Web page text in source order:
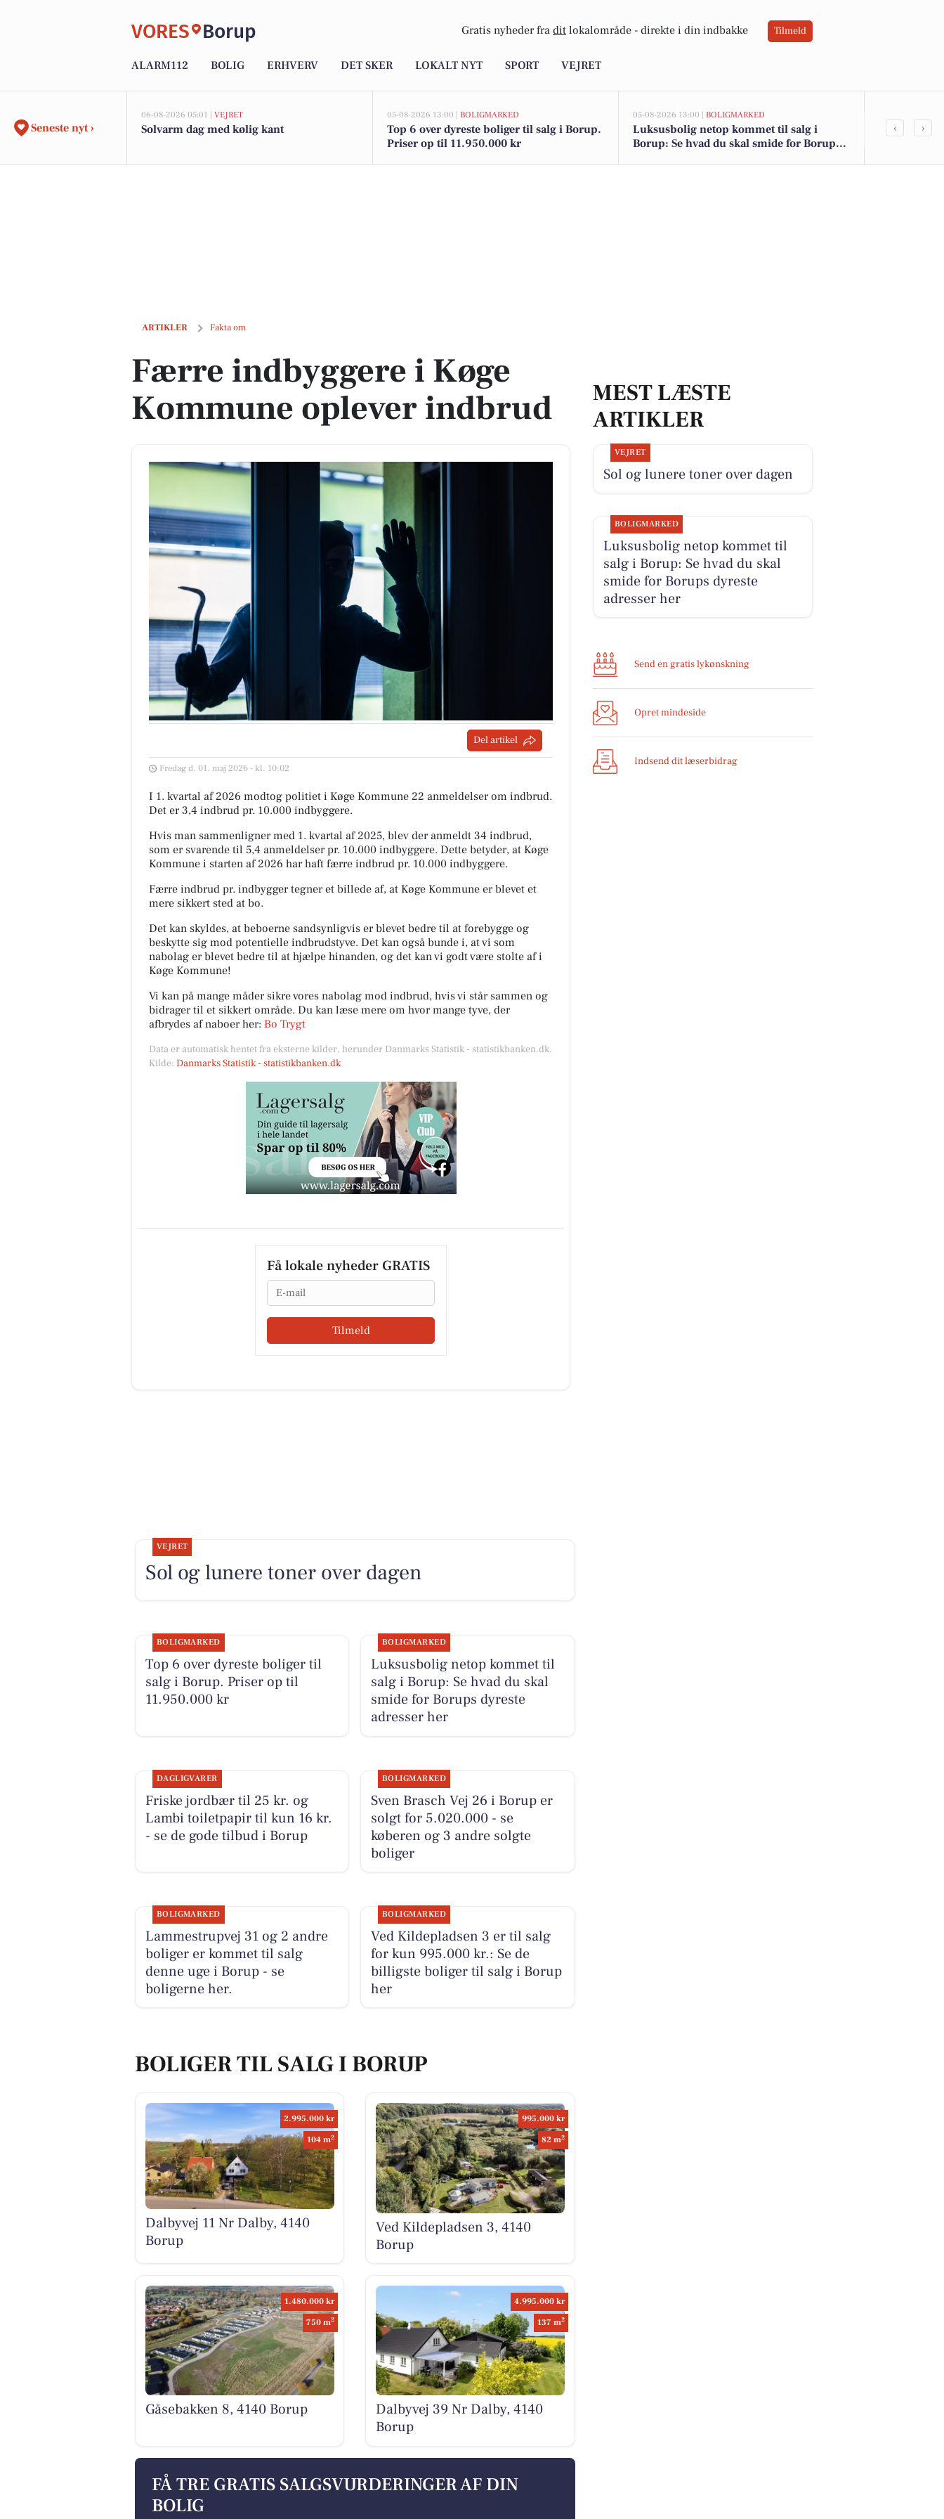
VORES Borup Gratis nyheder fra dit lokalområde - direkte i din indbakke Tilmeld
ALARM112 BOLIG ERHVERV DET SKER LOKALT NYT SPORT VEJRET
Seneste nyt ›
06-08-2026 05:01 | VEJRET
Solvarm dag med kølig kant
05-08-2026 13:00 | BOLIGMARKED
Top 6 over dyreste boliger til salg i Borup.
Priser op til 11.950.000 kr
05-08-2026 13:00 | BOLIGMARKED
Luksusbolig netop kommet til salg i
Borup: Se hvad du skal smide for Borups
Friske
‹ ›
ARTIKLER Fakta om
Færre indbyggere i Køge Kommune oplever indbrud
Færre indbyggere i Køge
Kommune oplever indbrud
Del artikel
Fredag d. 01. maj 2026 - kl. 10:02
I 1. kvartal af 2026 modtog politiet i Køge Kommune 22 anmeldelser om indbrud.
Det er 3,4 indbrud pr. 10.000 indbyggere.
Hvis man sammenligner med 1. kvartal af 2025, blev der anmeldt 34 indbrud,
som er svarende til 5,4 anmeldelser pr. 10.000 indbyggere. Dette betyder, at Køge
Kommune i starten af 2026 har haft færre indbrud pr. 10.000 indbyggere.
Færre indbrud pr. indbygger tegner et billede af, at Køge Kommune er blevet et
mere sikkert sted at bo.
Det kan skyldes, at beboerne sandsynligvis er blevet bedre til at forebygge og
beskytte sig mod potentielle indbrudstyve. Det kan også bunde i, at vi som
nabolag er blevet bedre til at hjælpe hinanden, og det kan vi godt være stolte af i
Køge Kommune!
Vi kan på mange måder sikre vores nabolag mod indbrud, hvis vi står sammen og
bidrager til et sikkert område. Du kan læse mere om hvor mange tyve, der
afbrydes af naboer her: Bo Trygt
Data er automatisk hentet fra eksterne kilder, herunder Danmarks Statistik - statistikbanken.dk.
Kilde: Danmarks Statistik - statistikbanken.dk
Få lokale nyheder GRATIS
Email
Tilmeld
MEST LÆSTE
ARTIKLER
VEJRET
Sol og lunere toner over dagen
BOLIGMARKED
Luksusbolig netop kommet til
salg i Borup: Se hvad du skal
smide for Borups dyreste
adresser her
Send en gratis lykønskning
Opret mindeside
Indsend dit læserbidrag
VEJRET
Sol og lunere toner over dagen
BOLIGMARKED
Top 6 over dyreste boliger til
salg i Borup. Priser op til
11.950.000 kr
BOLIGMARKED
Luksusbolig netop kommet til
salg i Borup: Se hvad du skal
smide for Borups dyreste
adresser her
DAGLIGVARER
Friske jordbær til 25 kr. og
Lambi toiletpapir til kun 16 kr.
- se de gode tilbud i Borup
BOLIGMARKED
Sven Brasch Vej 26 i Borup er
solgt for 5.020.000 - se
køberen og 3 andre solgte
boliger
BOLIGMARKED
Lammestrupvej 31 og 2 andre
boliger er kommet til salg
denne uge i Borup - se
boligerne her.
BOLIGMARKED
Ved Kildepladsen 3 er til salg
for kun 995.000 kr.: Se de
billigste boliger til salg i Borup
her
BOLIGER TIL SALG I BORUP
2.995.000 kr
104 m2
Dalbyvej 11 Nr Dalby, 4140
Borup
995.000 kr
82 m2
Ved Kildepladsen 3, 4140
Borup
1.480.000 kr
750 m2
Gåsebakken 8, 4140 Borup
4.995.000 kr
137 m2
Dalbyvej 39 Nr Dalby, 4140
Borup
FÅ TRE GRATIS SALGSVURDERINGER AF DIN
BOLIG